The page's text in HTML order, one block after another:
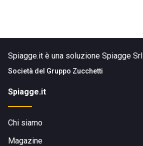
Spiagge.it è una soluzione Spiagge Srl
Società del Gruppo Zucchetti
Spiagge.it
Chi siamo
Magazine